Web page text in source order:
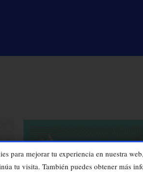
para mejorar tu experiencia en nuestra
tu visita. También puedes obtener más